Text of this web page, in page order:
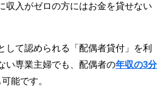
収入がゼロの方にはお金を貸せない
して認められる「配偶者貸付」を利
い専業主婦でも、配偶者の年収の3分
能です。